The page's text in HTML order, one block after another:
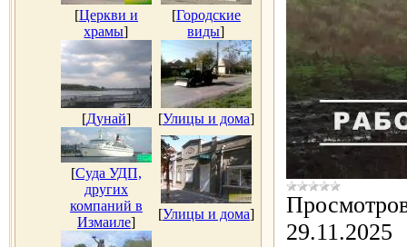
[Церкви и
храмы]
[Городские
виды]
[Дунай] [Улицы и дома]
[Суда УДП,
других
компаний в
Измаиле]
[Улицы и дома]
29.11.2025